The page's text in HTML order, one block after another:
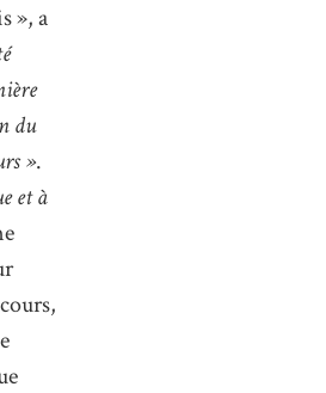
», a
du
».
et à